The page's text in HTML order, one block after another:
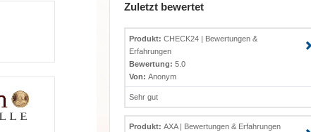
Zuletzt bewertet
Produkt: CHECK24 | Bewertungen &
Erfahrungen
Bewertung: 5.0
Von: Anonym
Sehr gut
Produkt: AXA | Bewertungen & Erfahrungen